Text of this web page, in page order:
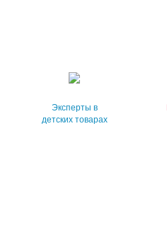
Эксперты в
детских товарах